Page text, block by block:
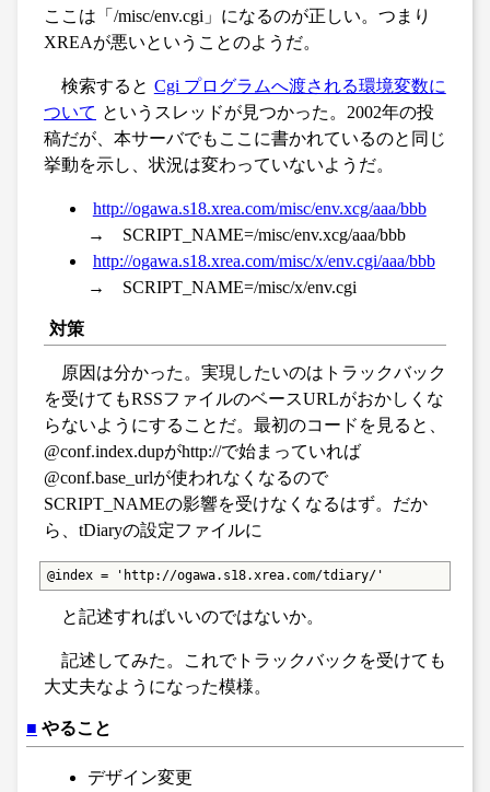
ここは「/misc/env.cgi」になるのが正しい。つまり
XREAが悪いということのようだ。
検索すると Cgi プログラムへ渡される環境変数に
ついて というスレッドが見つかった。2002年の投
稿だが、本サーバでもここに書かれているのと同じ
挙動を示し、状況は変わっていないようだ。
http://ogawa.s18.xrea.com/misc/env.xcg/aaa/bbb
→ SCRIPT_NAME=/misc/env.xcg/aaa/bbb
http://ogawa.s18.xrea.com/misc/x/env.cgi/aaa/bbb
→ SCRIPT_NAME=/misc/x/env.cgi
対策
原因は分かった。実現したいのはトラックバック
を受けてもRSSファイルのベースURLがおかしくな
らないようにすることだ。最初のコードを見ると、
@conf.index.dupがhttp://で始まっていれば
@conf.base_urlが使われなくなるので
SCRIPT_NAMEの影響を受けなくなるはず。だか
ら、tDiaryの設定ファイルに
@index = 'http://ogawa.s18.xrea.com/tdiary/'
と記述すればいいのではないか。
記述してみた。これでトラックバックを受けても
大丈夫なようになった模様。
■ やること
デザイン変更